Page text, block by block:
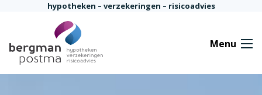
Ga naar de inhoudhypotheken – verzekeringen – risicoadvies
Menu